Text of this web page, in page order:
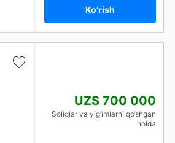
Ko’rish
UZS 700 000
Soliqlar va yig‘imlarni qo‘shgan
holda